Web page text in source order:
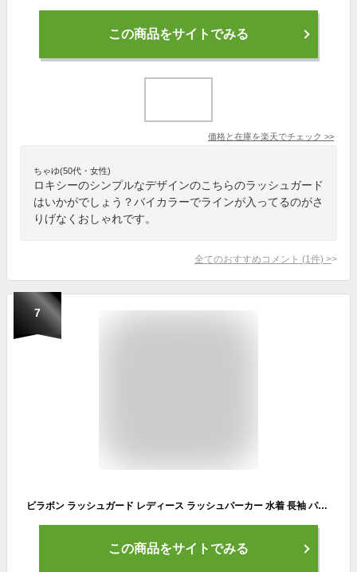
この商品をサイトでみる
価格と在庫を楽天でチェック >>
ちゃゆ(50代・女性)
ロキシーのシンプルなデザインのこちらのラッシュガード
はいかがでしょう？バイカラーでラインが入ってるのがさ
りげなくおしゃれです。
全てのおすすめコメント (1 件) >
7
ビラボン ラッシュガード レディース ラッシュパーカー 水着 長袖 パーカー UVカット BILLABONG ドロップショルダー サーフブランド UVパーカー 紫外線対策 あす楽対応 BC013-160
この商品をサイトでみる